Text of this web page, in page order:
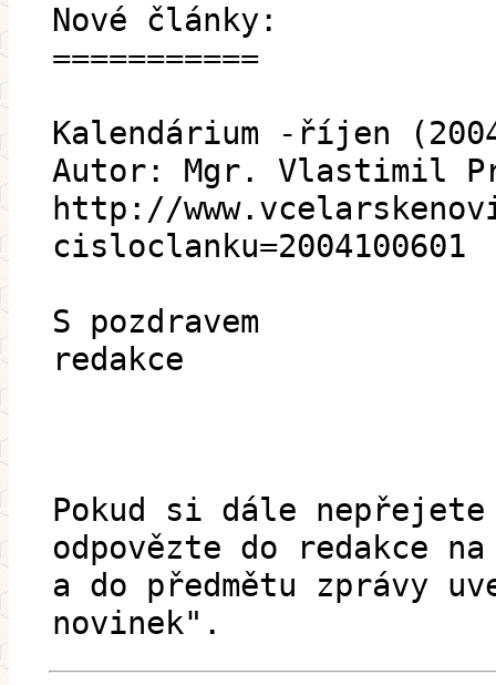
Nové články:
===========
Kalendárium -říjen
Autor: Mgr. Vlastimil
http://
cisloclanku=2004100601
S pozdravem
redakce
Pokud si dále
odpovězte do redakce
a do předmětu zprávy
novinek".